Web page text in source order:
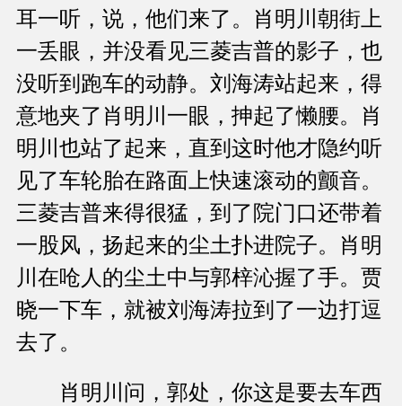
耳一听，说，他们来了。肖明川朝街上
一丢眼，并没看见三菱吉普的影子，也
没听到跑车的动静。刘海涛站起来，得
意地夹了肖明川一眼，抻起了懒腰。肖
明川也站了起来，直到这时他才隐约听
见了车轮胎在路面上快速滚动的颤音。
三菱吉普来得很猛，到了院门口还带着
一股风，扬起来的尘土扑进院子。肖明
川在呛人的尘土中与郭梓沁握了手。贾
晓一下车，就被刘海涛拉到了一边打逗
去了。
肖明川问，郭处，你这是要去车西